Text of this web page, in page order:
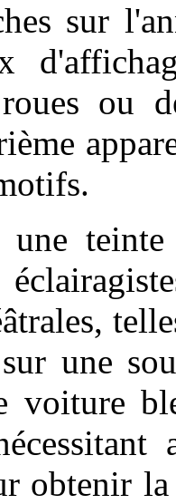
sur
ou
une
une
voiture
obtenir